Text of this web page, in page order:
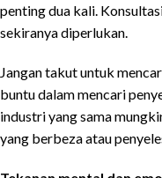
penting dua kali.
sekiranya diperlukan.
Jangan takut untuk
buntu dalam mencari
industri yang sama
yang berbeza atau